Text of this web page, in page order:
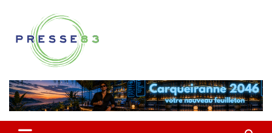
contenu
Presse 83